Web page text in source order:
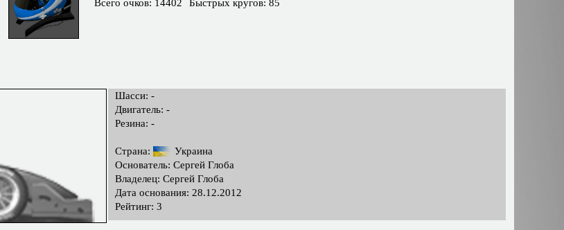
Всего очков: 14402
Быстрых кругов: 85
Шасси: -
Двигатель: -
Резина: -
Страна:
Украина
Основатель: Сергей Глоба
Владелец: Сергей Глоба
Дата основания: 28.12.2012
Рейтинг: 3